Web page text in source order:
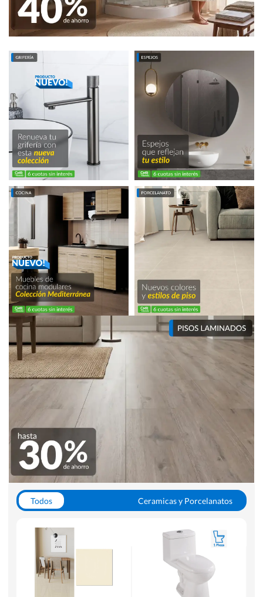
Todos
Ceramicas y Porcelanatos
WC y Sanitarios
Pisos Flotantes y Laminados
Pinturas